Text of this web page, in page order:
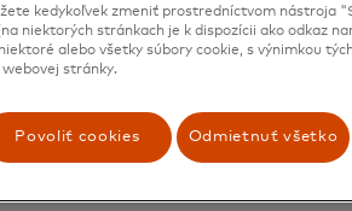
rizika
*
kedykoľvek zmeniť prostredníctvom nástroja
niektorých stránkach je k dispozícii ako odkaz
alebo všetky súbory cookie, s výnimkou
stránky.
Povoliť cookies Odmietnuť všetko